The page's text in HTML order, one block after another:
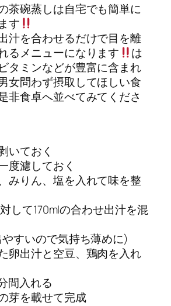
茶碗蒸しは自宅でも簡単に
す
汁を合わせるだけで目を離
るメニューになります
は
タミンなどが豊富に含まれ
女問わず摂取してほしい食
非食卓へ並べてみてくださ
いておく
度濾しておく
みりん、塩を入れて味を整
して170mlの合わせ出汁を混
すいので気持ち薄めに)
卵出汁と空豆、鶏肉を入れ
間入れる
芽を載せて完成